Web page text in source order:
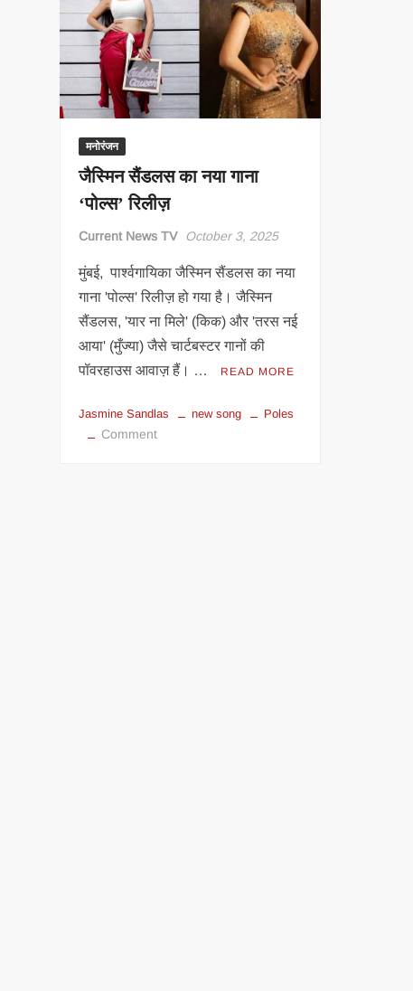
मनोरंजन
जैस्मिन सैंडलस का नया गाना
‘पोल्स’ रिलीज़
Current News TV October 3, 2025
मुंबई, पार्श्वगायिका जैस्मिन सैंडलस का नया
गाना 'पोल्स' रिलीज़ हो गया है। जैस्मिन
सैंडलस, 'यार ना मिले' (किक) और 'तरस नई
आया' (मुँज्या) जैसे चार्टबस्टर गानों की
पॉवरहाउस आवाज़ हैं। …
READ MORE
Jasmine Sandlas new song Poles
Commenton